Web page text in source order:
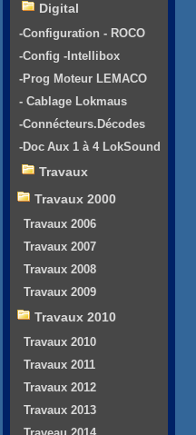
Digital
-Configuration - ROCO
-Config -Intellibox
-Prog Moteur LEMACO
- Cablage Lokmaus
-Connécteurs.Décodes
-Doc Aux 1 à 4 LokSound
Travaux
Travaux 2000
Travaux 2006
Travaux 2007
Travaux 2008
Travaux 2009
Travaux 2010
Travaux 2010
Travaux 2011
Travaux 2012
Travaux 2013